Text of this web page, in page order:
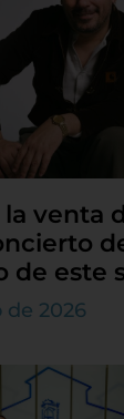
venta
de este
de 2026